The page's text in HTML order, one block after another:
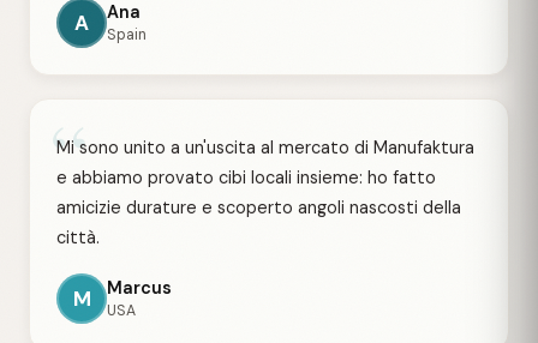
A Ana
Spain
“
Mi sono unito a un'uscita al mercato di Manufaktura
e abbiamo provato cibi locali insieme: ho fatto
amicizie durature e scoperto angoli nascosti della
città.
M Marcus
USA